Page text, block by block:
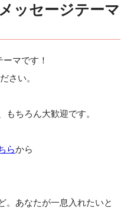
ッセージテーマ
マです！
さい。
ちろん大歓迎です。
らから
。あなたが一息入れたいと